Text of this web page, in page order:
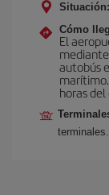
Situación:
Cómo
El
autobús
horas del
terminales.